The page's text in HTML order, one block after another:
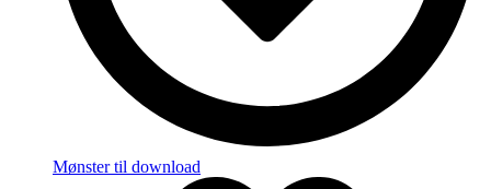
Mønster til download